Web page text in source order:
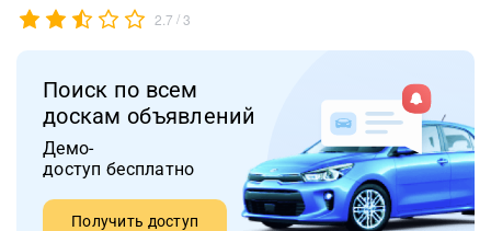
2.7 /3
Поиск по всем
доскам объявлений
Демо-
доступ бесплатно
Получить доступ